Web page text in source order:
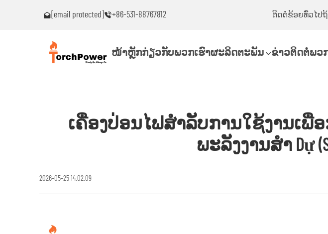
[email protected] +86-531-88767812
ຕິດຕໍ່ຂ້ອຍທົ່ວໄປຖ້າເຈັບພາບຫມຸດຫມົນ! ຕິດຕໍ່ຂ້ອຍທົ່ວໄປ
ໜ້າຫຼັກກ່ຽວກັບພວກເຮົາຜະລິດຕະພັນ ຂ່າວຕິດຕໍ່ພວ
ເຄື່ອງປ່ອນໄຟສຳລັບການໃຊ້ງານເພື່
ພະລັງງານສຳ Dự
2026-05-25 14:02:09